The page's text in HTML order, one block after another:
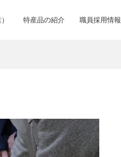
特産品の紹介 職員採用情報